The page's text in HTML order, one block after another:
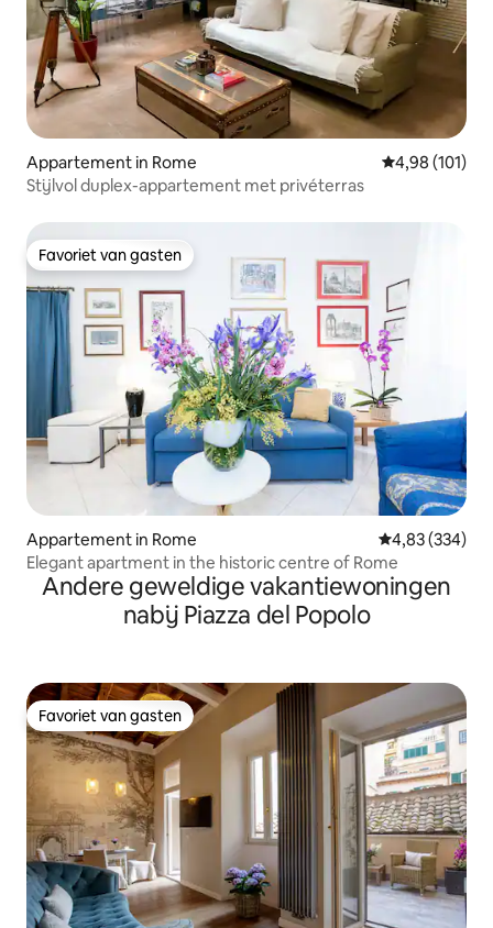
Appartement in Rome Gemiddelde
4,98 (101)
Stijlvol duplex-appartement met privéterras
Favoriet van gasten
Favoriet van gasten
Appartement in Rome Gemiddelde
4,83 (334)
Elegant apartment in the historic centre of Rome
Andere geweldige vakantiewoningen
nabij Piazza del Popolo
Favoriet van gasten
Favoriet van gasten